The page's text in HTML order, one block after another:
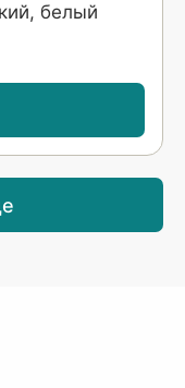
белый